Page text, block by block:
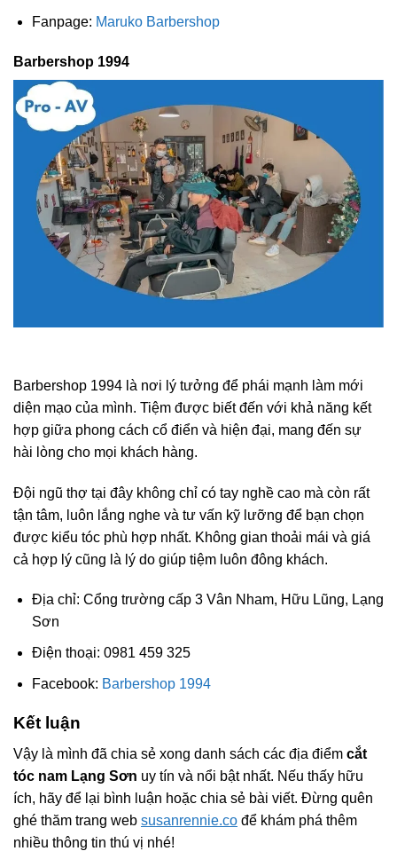
Fanpage: Maruko Barbershop
Barbershop 1994
Barbershop 1994 là nơi lý tưởng để phái mạnh làm mới
diện mạo của mình. Tiệm được biết đến với khả năng kết
hợp giữa phong cách cổ điển và hiện đại, mang đến sự
hài lòng cho mọi khách hàng.
Đội ngũ thợ tại đây không chỉ có tay nghề cao mà còn rất
tận tâm, luôn lắng nghe và tư vấn kỹ lưỡng để bạn chọn
được kiểu tóc phù hợp nhất. Không gian thoải mái và giá
cả hợp lý cũng là lý do giúp tiệm luôn đông khách.
Địa chỉ: Cổng trường cấp 3 Vân Nham, Hữu Lũng, Lạng
Sơn
Điện thoại: 0981 459 325
Facebook: Barbershop 1994
Kết luận
Vậy là mình đã chia sẻ xong danh sách các địa điểm cắt
tóc nam Lạng Sơn uy tín và nổi bật nhất. Nếu thấy hữu
ích, hãy để lại bình luận hoặc chia sẻ bài viết. Đừng quên
ghé thăm trang web susanrennie.co để khám phá thêm
nhiều thông tin thú vị nhé!